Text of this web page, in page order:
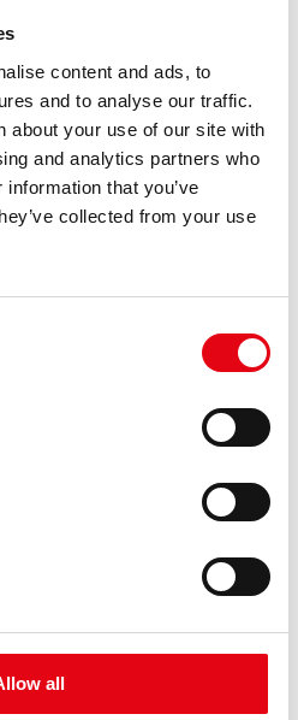
content and ads, to
and to analyse our traffic.
about your use of our site with
and analytics partners who
that you’ve
collected from your use
all
swoją działalność z tą
które były
Najważniejsze momenty